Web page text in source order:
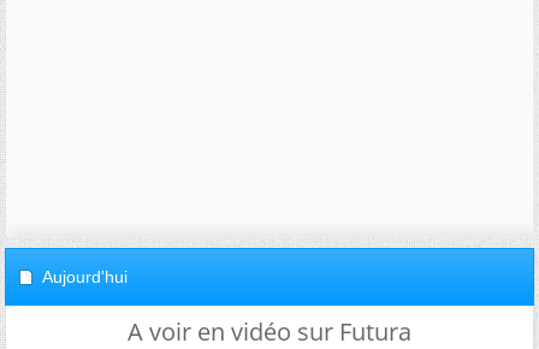
Aujourd'hui
A voir en vidéo sur Futura